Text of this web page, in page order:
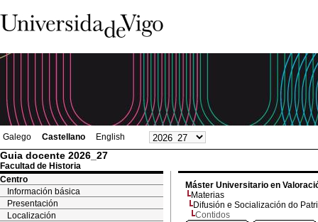
Galego Castellano English
Guia docente 2026_27
Facultad de Historia
Centro
Información básica
Presentación
Localización
Máster Universitario en
Materias
Difusión e Socialización do
Contidos